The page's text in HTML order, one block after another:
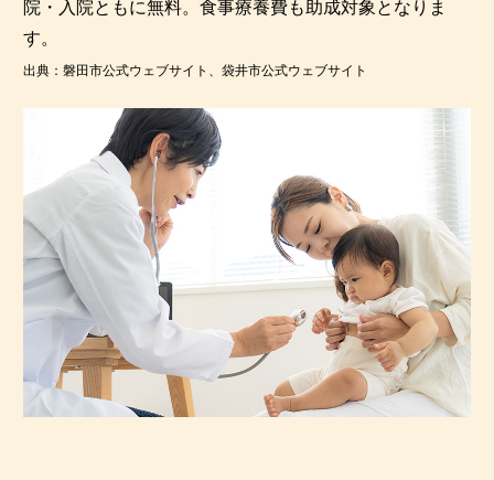
院・入院ともに無料。食事療養費も助成対象となりま
す。
出典：磐田市公式ウェブサイト、袋井市公式ウェブサイト